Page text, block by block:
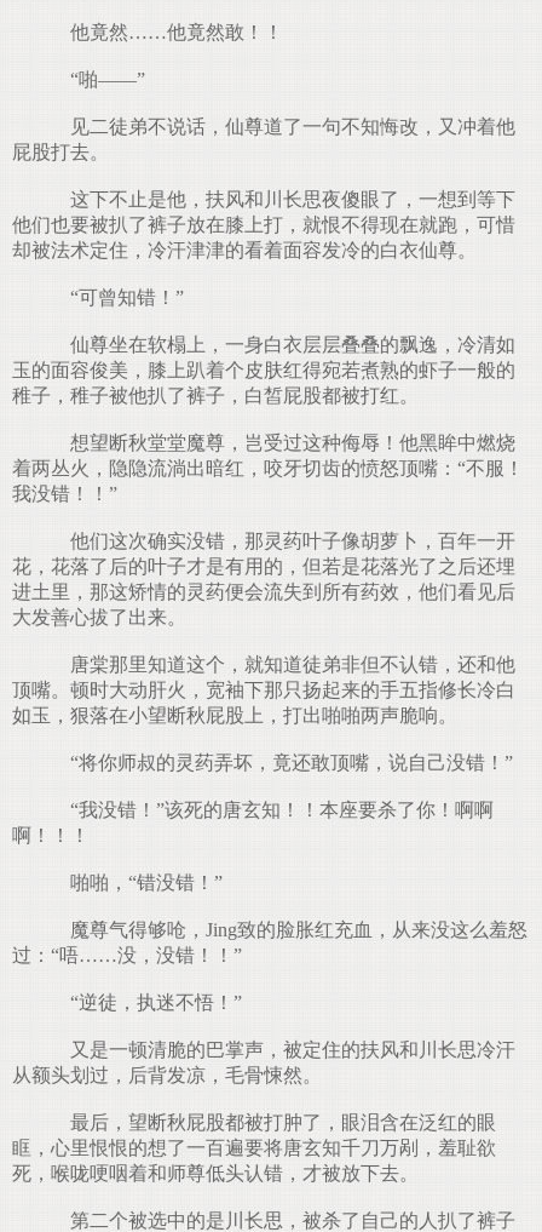
他竟然……他竟然敢！！
“啪——”
见二徒弟不说话，仙尊道了一句不知悔改，又冲着他
屁股打去。
这下不止是他，扶风和川长思夜傻眼了，一想到等下
他们也要被扒了裤子放在膝上打，就恨不得现在就跑，可惜
却被法术定住，冷汗津津的看着面容发冷的白衣仙尊。
“可曾知错！”
仙尊坐在软榻上，一身白衣层层叠叠的飘逸，冷清如
玉的面容俊美，膝上趴着个皮肤红得宛若煮熟的虾子一般的
稚子，稚子被他扒了裤子，白皙屁股都被打红。
想望断秋堂堂魔尊，岂受过这种侮辱！他黑眸中燃烧
着两丛火，隐隐流淌出暗红，咬牙切齿的愤怒顶嘴：“不服！
我没错！！”
他们这次确实没错，那灵药叶子像胡萝卜，百年一开
花，花落了后的叶子才是有用的，但若是花落光了之后还埋
进土里，那这矫情的灵药便会流失到所有药效，他们看见后
大发善心拔了出来。
唐棠那里知道这个，就知道徒弟非但不认错，还和他
顶嘴。顿时大动肝火，宽袖下那只扬起来的手五指修长冷白
如玉，狠落在小望断秋屁股上，打出啪啪两声脆响。
“将你师叔的灵药弄坏，竟还敢顶嘴，说自己没错！”
“我没错！”该死的唐玄知！！本座要杀了你！啊啊
啊！！！
啪啪，“错没错！”
魔尊气得够呛，Jing致的脸胀红充血，从来没这么羞怒
过：“唔……没，没错！！”
“逆徒，执迷不悟！”
又是一顿清脆的巴掌声，被定住的扶风和川长思冷汗
从额头划过，后背发凉，毛骨悚然。
最后，望断秋屁股都被打肿了，眼泪含在泛红的眼
眶，心里恨恨的想了一百遍要将唐玄知千刀万剐，羞耻欲
死，喉咙哽咽着和师尊低头认错，才被放下去。
第二个被选中的是川长思，被杀了自己的人扒了裤子